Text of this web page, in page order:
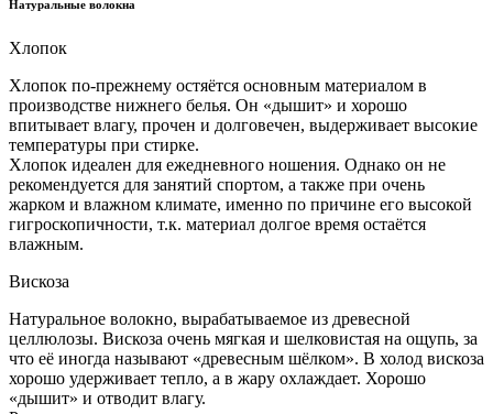
Натуральные волокна
Хлопок
Хлопок по-прежнему остяётся основным материалом в
производстве нижнего белья. Он «дышит» и хорошо
впитывает влагу, прочен и долговечен, выдерживает высокие
температуры при стирке.
Хлопок идеален для ежедневного ношения. Однако он не
рекомендуется для занятий спортом, а также при очень
жарком и влажном климате, именно по причине его высокой
гигроскопичности, т.к. материал долгое время остаётся
влажным.
Вискоза
Натуральное волокно, вырабатываемое из древесной
целлюлозы. Вискоза очень мягкая и шелковистая на ощупь, за
что её иногда называют «древесным шёлком». В холод вискоза
хорошо удерживает тепло, а в жару охлаждает. Хорошо
«дышит» и отводит влагу.